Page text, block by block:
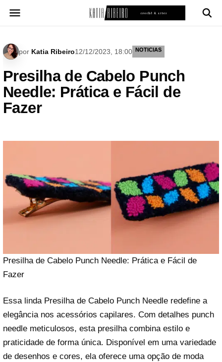
para
por Katia Ribeiro12/12/2023, 18:00 NOTICIAS
Presilha de Cabelo Punch
Needle: Prática e Fácil de
Fazer
Presilha de Cabelo Punch Needle: Prática e Fácil de
Fazer
Essa linda Presilha de Cabelo Punch Needle redefine a
elegância nos acessórios capilares. Com detalhes punch
needle meticulosos, esta presilha combina estilo e
praticidade de forma única. Disponível em uma variedade
de desenhos e cores, ela oferece uma opção de moda